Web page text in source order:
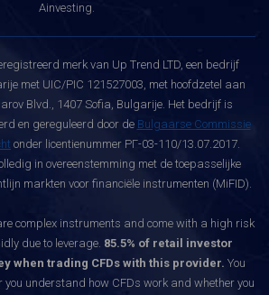
Ainvesting.
merk van Up Trend LTD, een bedrijf
met UIC/PIC 121527003, met hoofdzetel aan
Blvd., 1407 Sofia, Bulgarije. Het bedrijf is
en gereguleerd door de Bulgaarse Commissie
onder licentienummer РГ-03-110/13.07.2017.
in overeenstemming met de toepasselijke
markten voor financiële instrumenten (MiFID).
complex instruments and come with a high risk
due to leverage. 85.5% of retail investor
when trading CFDs with this provider. You
you understand how CFDs work and whether you